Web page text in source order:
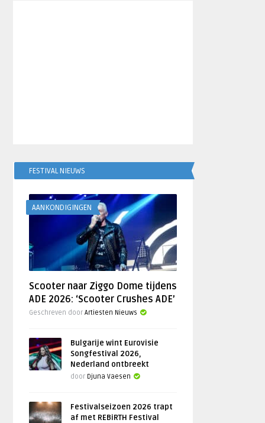
FESTIVAL NIEUWS
AANKONDIGINGEN
Scooter naar Ziggo Dome tijdens
ADE 2026: ‘Scooter Crushes ADE’
Geschreven doorArtiesten Nieuws
Bulgarije wint Eurovisie
Songfestival 2026,
Nederland ontbreekt
door Djuna Vaesen
Festivalseizoen 2026 trapt
af met REBiRTH Festival